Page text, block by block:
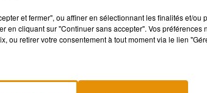
sorti en 1988. Kiwi est en effet une star de
de Youk, un petit orphelin adopté par un
son compagnon depuis une quinzaine
avant de rejoindre le parc de Dunkerque, Fort-
et fermer", ou affiner en sélectionnant les finalités et/ou
en cliquant sur "Continuer sans accepter". Vos préférences
ou retirer votre consentement à tout moment via le lien